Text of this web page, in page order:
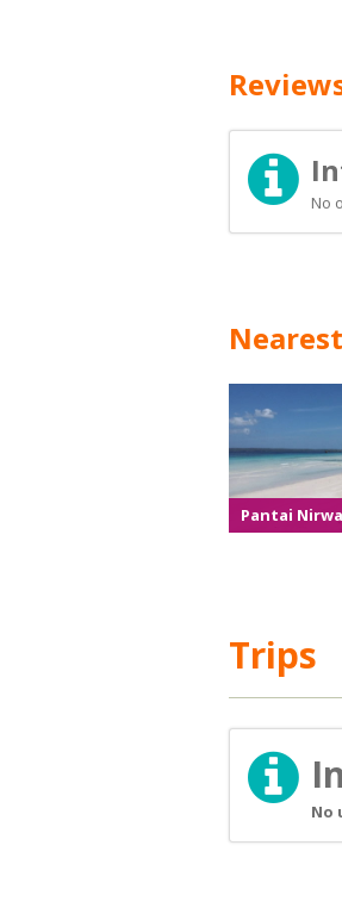
No
Pantai
Trips
No